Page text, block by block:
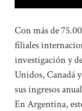
Con más de
filiales
investigación y
Unidos, Canadá
sus ingresos
En Argentina,